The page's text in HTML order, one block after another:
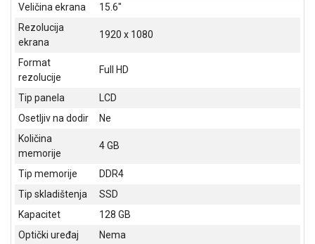
ADAPTERI
KANCELARIJSKI
MATERIJAL
SVE
ZA
ŠKOLSKI
PRIBOR
BICIKLE
FITNES
Veličina ekrana
15.6"
Rezolucija
ekrana
1920 x 1080
Format
rezolucije
Full HD
Tip panela
LCD
Osetljiv na dodir
Ne
Količina
memorije
4 GB
Tip memorije
DDR4
Tip skladištenja
SSD
Kapacitet
128 GB
Optički uređaj
Nema